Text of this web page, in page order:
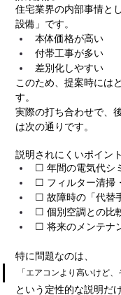
住宅業界の内部事情と
設備」です。
本体価格が高い
付帯工事が多い
差別化しやすい
このため、提案時には
す。
実際の打ち合わせで、
は次の通りです。
説明されにくいポイン
☐ 年間の電気代シ
☐ フィルター清掃
☐ 故障時の「代替
☐ 個別空調との比
☐ 将来のメンテナ
特に問題なのは、
「エアコンより高いけど、
という定性的な説明だ